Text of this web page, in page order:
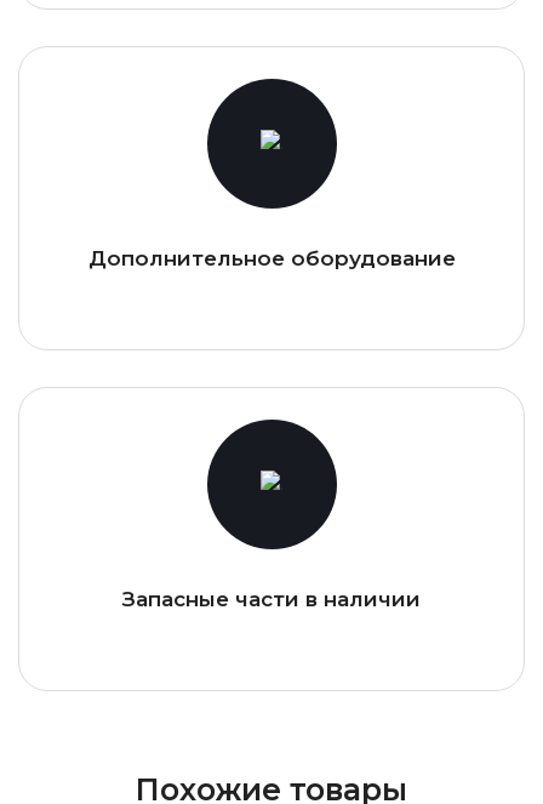
Дополнительное оборудование
Запасные части в наличии
Похожие товары